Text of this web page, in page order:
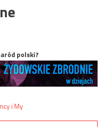
polski?